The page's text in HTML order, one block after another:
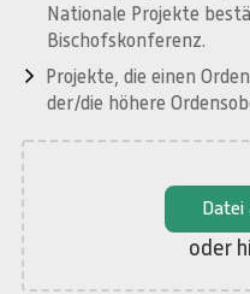
Nationale Projekte
Bischofskonferenz.
Projekte, die einen
der/die höhere
Datei
oder